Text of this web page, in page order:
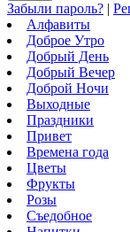
Забыли пароль? |
Алфавиты
Доброе Утро
Добрый День
Добрый Вечер
Доброй Ночи
Выходные
Праздники
Привет
Времена года
Цветы
Фрукты
Розы
Съедобное